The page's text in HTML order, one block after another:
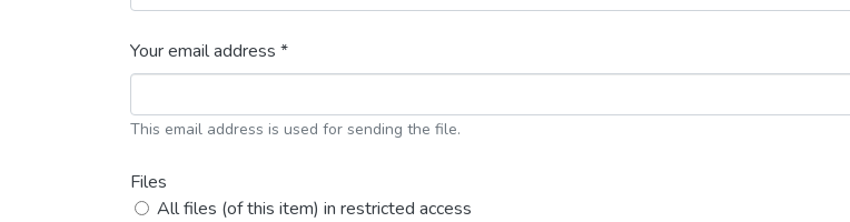
Your email address *
This email address is used for sending the file.
Files
All files (of this item) in restricted access